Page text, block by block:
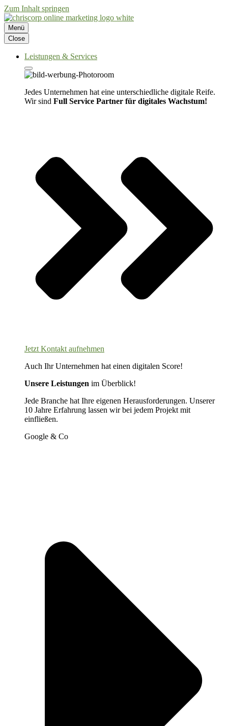
Zum Inhalt springen
Menü
Close
Leistungen & Services
Jedes Unternehmen hat eine unterschiedliche digitale Reife.
Wir sind Full Service Partner für digitales Wachstum!
Jetzt Kontakt aufnehmen
Auch Ihr Unternehmen hat einen digitalen Score!
Unsere Leistungen im Überblick!
Jede Branche hat Ihre eigenen Herausforderungen. Unserer
10 Jahre Erfahrung lassen wir bei jedem Projekt mit
einfließen.
Google & Co